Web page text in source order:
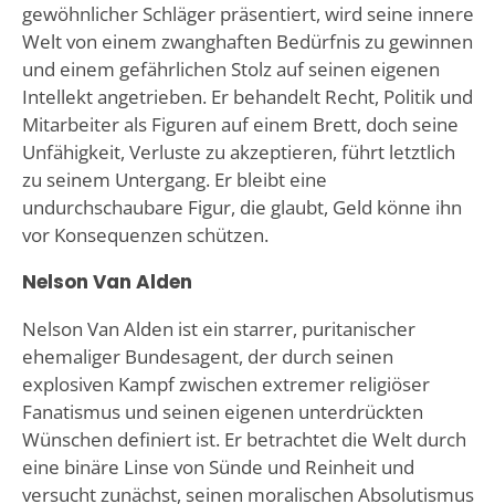
gewöhnlicher Schläger präsentiert, wird seine innere
Welt von einem zwanghaften Bedürfnis zu gewinnen
und einem gefährlichen Stolz auf seinen eigenen
Intellekt angetrieben. Er behandelt Recht, Politik und
Mitarbeiter als Figuren auf einem Brett, doch seine
Unfähigkeit, Verluste zu akzeptieren, führt letztlich
zu seinem Untergang. Er bleibt eine
undurchschaubare Figur, die glaubt, Geld könne ihn
vor Konsequenzen schützen.
Nelson Van Alden
Nelson Van Alden ist ein starrer, puritanischer
ehemaliger Bundesagent, der durch seinen
explosiven Kampf zwischen extremer religiöser
Fanatismus und seinen eigenen unterdrückten
Wünschen definiert ist. Er betrachtet die Welt durch
eine binäre Linse von Sünde und Reinheit und
versucht zunächst, seinen moralischen Absolutismus